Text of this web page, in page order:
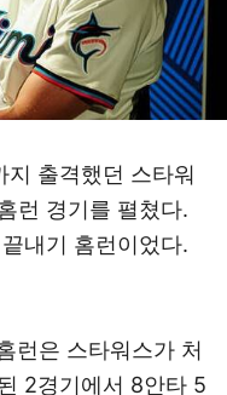
출격했던 스타워
런 경기를 펼쳤다.
내기 홈런이었다.
런은 스타워스가 처
2경기에서 8안타 5